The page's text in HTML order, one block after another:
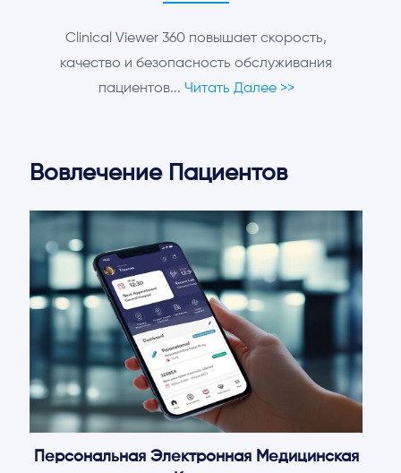
Clinical Viewer 360 повышает скорость,
качество и безопасность обслуживания
пациентов... Читать Далее >>
Вовлечение Пациентов
Персональная Электронная Медицинская